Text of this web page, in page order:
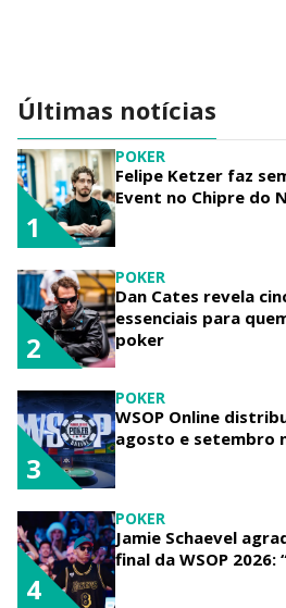
Últimas notícias
POKER
Felipe Ketzer faz
Event no Chipre do
1
POKER
Dan Cates revela
essenciais para
poker
2
POKER
WSOP Online
agosto e setembro
3
POKER
Jamie Schaevel
final da WSOP 2026:
4